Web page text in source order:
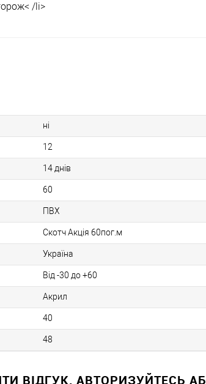
/li>
ні
12
14 днів
60
ПВХ
Скотч Акція 60пог.м
Україна
Від -30 до +60
Акрил
40
48
ВІДГУК, АВТОРИЗУЙТЕСЬ